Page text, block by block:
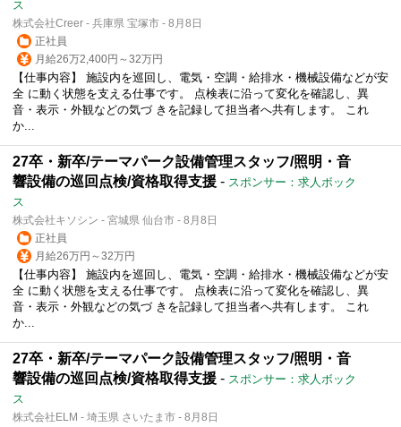
ス
株式会社Creer - 兵庫県 宝塚市 - 8月8日
正社員
月給26万2,400円～32万円
【仕事内容】 施設内を巡回し、電気・空調・給排水・機械設備などが安
全 に動く状態を支える仕事です。 点検表に沿って変化を確認し、異
音・表示・外観などの気づ きを記録して担当者へ共有します。 これ
か...
27卒・新卒/テーマパーク設備管理スタッフ/照明・音
響設備の巡回点検/資格取得支援 - スポンサー：求人ボック
ス
株式会社キソシン - 宮城県 仙台市 - 8月8日
正社員
月給26万円～32万円
【仕事内容】 施設内を巡回し、電気・空調・給排水・機械設備などが安
全 に動く状態を支える仕事です。 点検表に沿って変化を確認し、異
音・表示・外観などの気づ きを記録して担当者へ共有します。 これ
か...
27卒・新卒/テーマパーク設備管理スタッフ/照明・音
響設備の巡回点検/資格取得支援 - スポンサー：求人ボック
ス
株式会社ELM - 埼玉県 さいたま市 - 8月8日